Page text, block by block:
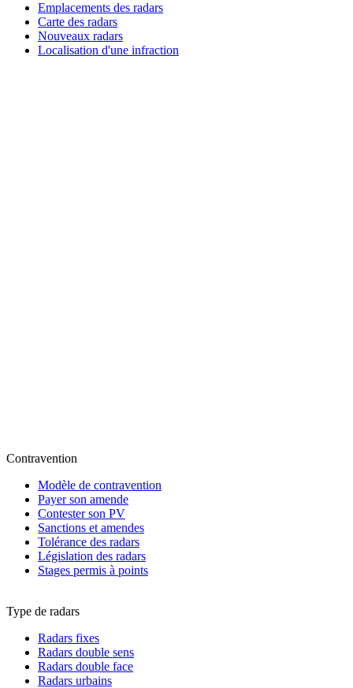
Emplacements des radars
Carte des radars
Nouveaux radars
Localisation d'une infraction
Contravention
Modèle de contravention
Payer son amende
Contester son PV
Sanctions et amendes
Tolérance des radars
Législation des radars
Stages permis à points
Type de radars
Radars fixes
Radars double sens
Radars double face
Radars urbains